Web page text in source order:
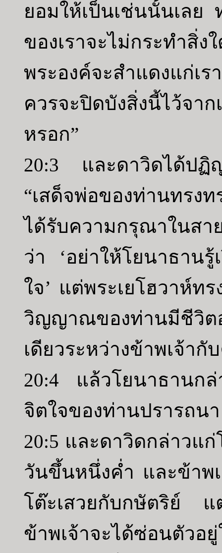
ยอมให้เป็นเช่นนั้นเลย
ของเราจะไม่กระทำสิ่
พระองค์จะสำแดงแก่เ
ควรจะปิดบังสิ่งนี้ไว้จ
หรอก”
20:3 และดาวิดได้ป
“เสด็จพ่อของท่านทรง
ได้รับความกรุณาในสา
ว่า ‘อย่าให้โยนาธานรู้
ใจ’ แต่พระเยโฮวาห์
วิญญาณของท่านมีชีวิ
เดียวระหว่างข้าพเจ้า
20:4 แล้วโยนาธานก
จิตใจของท่านปรารถน
20:5 และดาวิดกล่าวแ
วันขึ้นหนึ่งค่ำ และข้าพ
โต๊ะเสวยกับกษัตริย์ แ
ข้าพเจ้าจะได้ซ่อนตัวอ